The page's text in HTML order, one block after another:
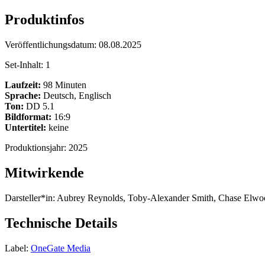
Produktinfos
Veröffentlichungsdatum: 08.08.2025
Set-Inhalt: 1
Laufzeit: 98 Minuten
Sprache: Deutsch, Englisch
Ton: DD 5.1
Bildformat: 16:9
Untertitel: keine
Produktionsjahr: 2025
Mitwirkende
Darsteller*in: Aubrey Reynolds, Toby-Alexander Smith, Chase
Technische Details
Label: OneGate Media